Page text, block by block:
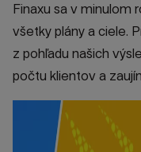
Finaxu sa v minulom
všetky plány a ciele.
z pohľadu našich
počtu klientov a